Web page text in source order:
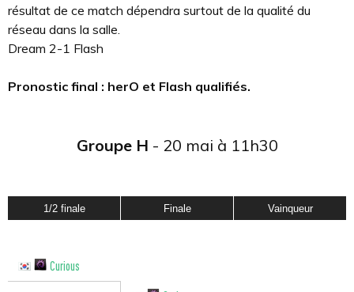
résultat de ce match dépendra surtout de la qualité du
réseau dans la salle.
Dream 2-1 Flash
Pronostic final : herO et Flash qualifiés.
Groupe H - 20 mai à 11h30
1/2 finale Finale Vainqueur
Curious